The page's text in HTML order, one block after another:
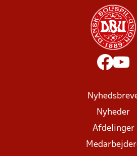
Nyheder
Afdelinger